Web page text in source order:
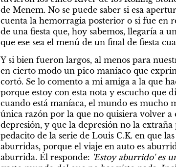
de Menem. No se puede saber si esa
cuenta la hemorragia posterior o si fue en
de una fiesta que, hoy sabemos, llegaría a
que ese sea el menú de un final de fiesta
Y si bien fueron largos, al menos para
en cierto modo un pico maníaco que
cortó. Se lo comento a mi amiga a la que
porque estoy con esta nota y escucho que
cuando está maníaca, el mundo es mucho
única razón por la que no quisiera volver a
depresión, y que la depresión no la
pedacito de la serie de Louis C.K. en que
aburridas, porque el viaje en auto es
aburrida. Él responde: 'Estoy aburrido' es